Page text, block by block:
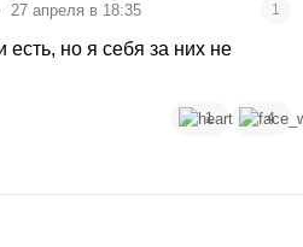
27 апреля в 18:35 1
но я себя за них не
1 4